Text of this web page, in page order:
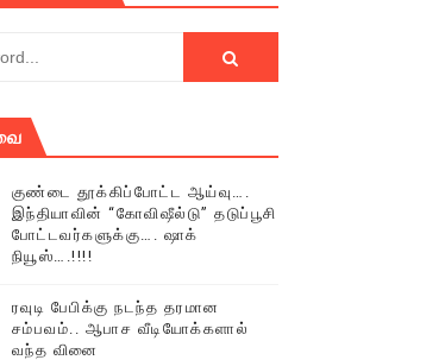
தமிழ்மக்கள்!!
குண்டை தூக்கிப்போட்ட ஆய்வு….
இந்தியாவின் “கோவிஷீல்டு” தடுப்பூசி
போட்டவர்களுக்கு…. ஷாக்
நியூஸ்….!!!!
ரவுடி பேபிக்கு நடந்த தரமான
சம்பவம்.. ஆபாச வீடியோக்களால்
வந்த வினை